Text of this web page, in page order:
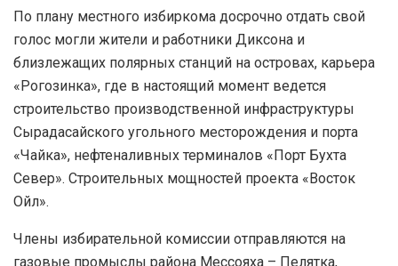
По плану местного избиркома досрочно отдать свой
голос могли жители и работники Диксона и
близлежащих полярных станций на островах, карьера
«Рогозинка», где в настоящий момент ведется
строительство производственной инфраструктуры
Сырадасайского угольного месторождения и порта
«Чайка», нефтеналивных терминалов «Порт Бухта
Север». Строительных мощностей проекта «Восток
Ойл».
Члены избирательной комиссии отправляются на
газовые промыслы района Мессояха – Пелятка,